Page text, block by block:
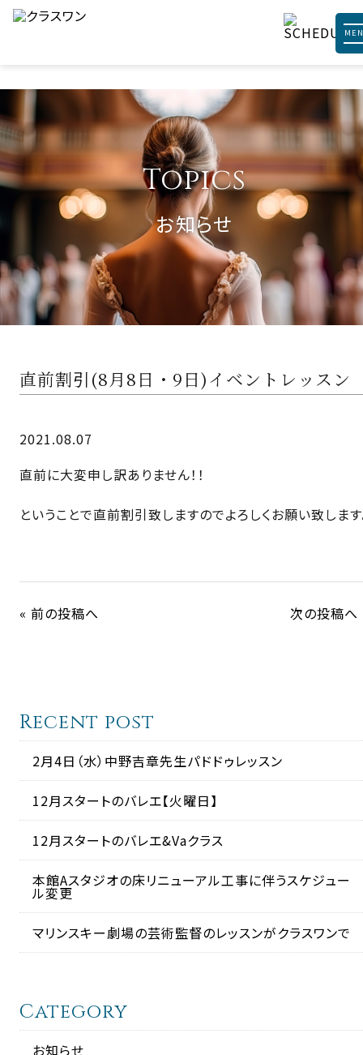
Topics
お知らせ
直前割引(8月8日・9日)イベントレッスン
2021.08.07
直前に大変申し訳ありません！！
ということで直前割引致しますのでよろしくお願い致します
« 前の投稿へ 次の投稿へ
Recent post
2月4日（水）中野吉章先生パドドゥレッスン
12月スタートのバレエ【火曜日】
12月スタートのバレエ&Vaクラス
本館Aスタジオの床リニューアル工事に伴うスケジュー
ル変更
マリンスキー劇場の芸術監督のレッスンがクラスワンで
Category
お知らせ